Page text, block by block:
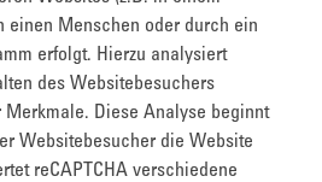
einen Menschen oder durch ein
erfolgt. Hierzu analysiert
des Websitebesuchers
Merkmale. Diese Analyse beginnt
Websitebesucher die Website
reCAPTCHA verschiedene